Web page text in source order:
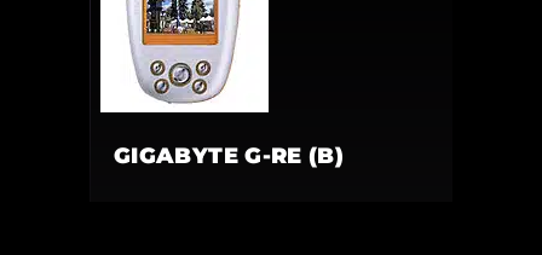
GIGABYTE G-RE (B)